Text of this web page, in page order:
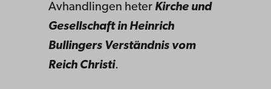
Avhandlingen heter Kirche und
Gesellschaft in Heinrich
Bullingers Verständnis vom
Reich Christi.